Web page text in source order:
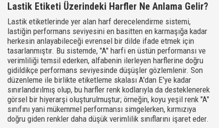
Lastik Etiketi Üzerindeki Harfler Ne Anlama Gelir?
Lastik etiketlerinde yer alan harf derecelendirme sistemi,
lastiğin performans seviyesini en basitten en karmaşığa kadar
herkesin anlayabileceği evrensel bir dilde ifade etmek için
tasarlanmıştır. Bu sistemde, "A" harfi en üstün performansı ve
verimliliği temsil ederken, alfabenin ilerleyen harflerine doğru
gidildikçe performans seviyesinde düşüşler gözlemlenir. Son
düzenleme ile birlikte etiketleme skalası A'dan E'ye kadar
sınırlandırılmış olup, bu harfler renk kodlarıyla da desteklenerek
görsel bir hiyerarşi oluşturulmuştur; örneğin, koyu yeşil renk "A"
sınıfını yani mükemmel performansı simgelerken, kırmızıya
doğru giden renkler daha düşük verimlilik sınıflarını işaret eder.